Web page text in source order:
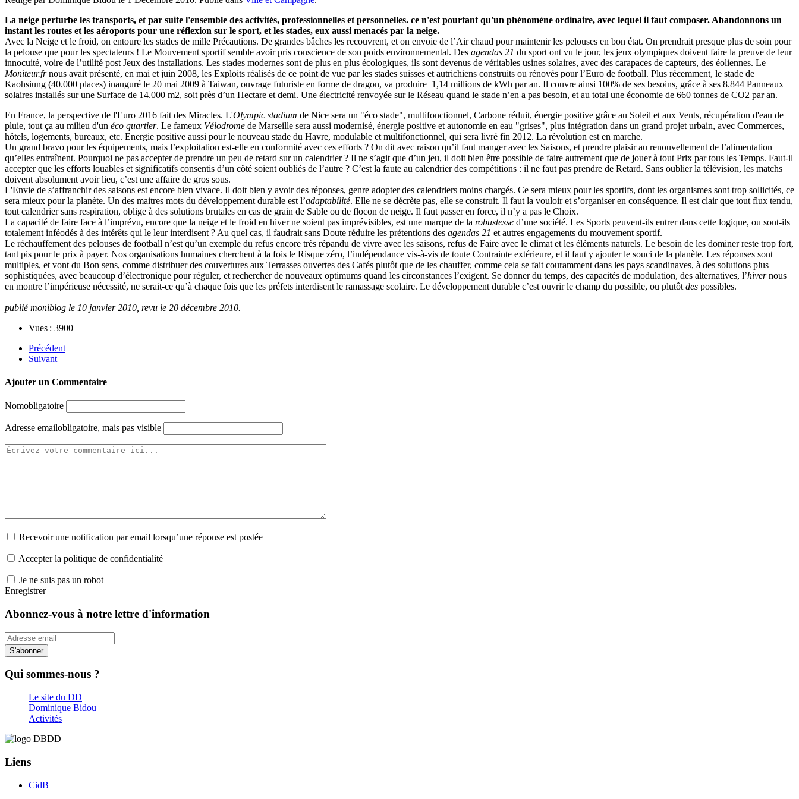
La neige perturbe les transports, et par suite l'ensemble des activités, professionnelles et personnelles. ce n'est pourtant qu'un phénomène ordinaire, avec lequel il faut composer. Abandonnons un
instant les routes et les aéroports pour une réflexion sur le sport, et les stades, eux aussi menacés par la neige.
Avec la Neige et le froid, on entoure les stades de mille Précautions. De grandes bâches les recouvrent, et on envoie de l’Air chaud pour maintenir les pelouses en bon état. On prendrait presque plus de soin pour
la pelouse que pour les spectateurs ! Le Mouvement sportif semble avoir pris conscience de son poids environnemental. Des agendas 21 du sport ont vu le jour, les jeux olympiques doivent faire la preuve de leur
innocuité, voire de l’utilité post Jeux des installations. Les stades modernes sont de plus en plus écologiques, ils sont devenus de véritables usines solaires, avec des carapaces de capteurs, des éoliennes. Le
Moniteur.frnous avait présenté, en mai et juin 2008, les Exploits réalisés de ce point de vue par les stades suisses et autrichiens construits ou rénovés pour l’Euro de football. Plus récemment, le stade de
Kaohsiung (40.000 places) inauguré le 20 mai 2009 à Taiwan, ouvrage futuriste en forme de dragon, va produire 1,14 millions de kWh par an. Il couvre ainsi 100% de ses besoins, grâce à ses 8.844 Panneaux
solaires installés sur une Surface de 14.000 m2, soit près d’un Hectare et demi. Une électricité renvoyée sur le Réseau quand le stade n’en a pas besoin, et au total une économie de 660 tonnes de CO2 par an.
En France, la perspective de l'Euro 2016 fait des Miracles. L'Olympic stadium de Nice sera un "éco stade", multifonctionnel, Carbone réduit, énergie positive grâce au Soleil et aux Vents, récupération d'eau de
pluie, tout ça au milieu d'un éco quartier. Le fameux Vélodrome de Marseille sera aussi modernisé, énergie positive et autonomie en eau "grises", plus intégration dans un grand projet urbain, avec Commerces,
hôtels, logements, bureaux, etc. Energie positive aussi pour le nouveau stade du Havre, modulable et multifonctionnel, qui sera livré fin 2012. La révolution est en marche.
Un grand bravo pour les équipements, mais l’exploitation est-elle en conformité avec ces efforts ? On dit avec raison qu’il faut manger avec les Saisons, et prendre plaisir au renouvellement de l’alimentation
qu’elles entraînent. Pourquoi ne pas accepter de prendre un peu de retard sur un calendrier ? Il ne s’agit que d’un jeu, il doit bien être possible de faire autrement que de jouer à tout Prix par tous les Temps. Faut-il
accepter que les efforts louables et significatifs consentis d’un côté soient oubliés de l’autre ? C’est la faute au calendrier des compétitions : il ne faut pas prendre de Retard. Sans oublier la télévision, les matchs
doivent absolument avoir lieu, c’est une affaire de gros sous.
L'Envie de s’affranchir des saisons est encore bien vivace. Il doit bien y avoir des réponses, genre adopter des calendriers moins chargés. Ce sera mieux pour les sportifs, dont les organismes sont trop sollicités, ce
sera mieux pour la planète. Un des maitres mots du développement durable est l’adaptabilité. Elle ne se décrète pas, elle se construit. Il faut la vouloir et s’organiser en conséquence. Il est clair que tout flux tendu,
tout calendrier sans respiration, oblige à des solutions brutales en cas de grain de Sable ou de flocon de neige. Il faut passer en force, il n’y a pas le Choix.
La capacité de faire face à l’imprévu, encore que la neige et le froid en hiver ne soient pas imprévisibles, est une marque de la robustesse d’une société. Les Sports peuvent-ils entrer dans cette logique, ou sont-ils
totalement inféodés à des intérêts qui le leur interdisent ? Au quel cas, il faudrait sans Doute réduire les prétentions des agendas 21 et autres engagements du mouvement sportif.
Le réchauffement des pelouses de football n’est qu’un exemple du refus encore très répandu de vivre avec les saisons, refus de Faire avec le climat et les éléments naturels. Le besoin de les dominer reste trop fort,
tant pis pour le prix à payer. Nos organisations humaines cherchent à la fois le Risque zéro, l’indépendance vis-à-vis de toute Contrainte extérieure, et il faut y ajouter le souci de la planète. Les réponses sont
multiples, et vont du Bon sens, comme distribuer des couvertures aux Terrasses ouvertes des Cafés plutôt que de les chauffer, comme cela se fait couramment dans les pays scandinaves, à des solutions plus
sophistiquées, avec beaucoup d’électronique pour réguler, et rechercher de nouveaux optimums quand les circonstances l’exigent. Se donner du temps, des capacités de modulation, des alternatives, l’hivernous
en montre l’impérieuse nécessité, ne serait-ce qu’à chaque fois que les préfets interdisent le ramassage scolaire. Le développement durable c’est ouvrir le champ du possible, ou plutôt des possibles.
publié moniblog le 10 janvier 2010, revu le 20 décembre 2010.
Vues : 3900
Précédent
Suivant
Ajouter un Commentaire
Nomobligatoire
Adresse emailobligatoire, mais pas visible
Recevoir une notification par email lorsqu’une réponse est postée
Accepter la politique de confidentialité
Je ne suis pas un robot
Enregistrer
Abonnez-vous à notre lettre d'information
S'abonner
Qui sommes-nous ?
Le site du DD
Dominique Bidou
Activités
Liens
CidB